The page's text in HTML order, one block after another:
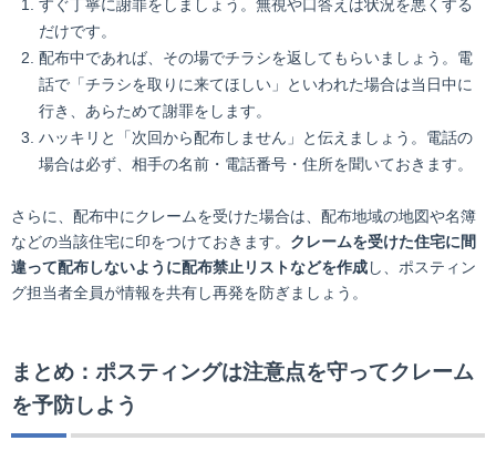
すぐ丁寧に謝罪をしましょう。無視や口答えは状況を悪くする
だけです。
配布中であれば、その場でチラシを返してもらいましょう。電
話で「チラシを取りに来てほしい」といわれた場合は当日中に
行き、あらためて謝罪をします。
ハッキリと「次回から配布しません」と伝えましょう。電話の
場合は必ず、相手の名前・電話番号・住所を聞いておきます。
さらに、配布中にクレームを受けた場合は、配布地域の地図や名簿
などの当該住宅に印をつけておきます。 クレームを受けた住宅に間
違って配布しないように配布禁止リストなどを作成し、ポスティン
グ担当者全員が情報を共有し再発を防ぎましょう。
まとめ：ポスティングは注意点を守ってクレーム
を予防しよう